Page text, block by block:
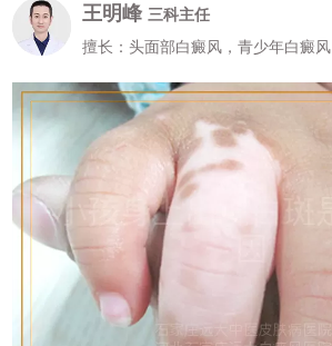
王明峰 三科主任
擅长：头面部白癜风，青少年白癜风